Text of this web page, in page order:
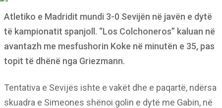
Atletiko e Madridit mundi 3-0 Sevijën në javën e dytë
të kampionatit spanjoll. “Los Colchoneros” kaluan në
avantazh me mesfushorin Koke në minutën e 35, pas
topit të dhënë nga Griezmann.
Tentativa e Sevijës ishte e vakët dhe e paqartë, ndërsa
skuadra e Simeones shënoi golin e dytë me Gabin, në